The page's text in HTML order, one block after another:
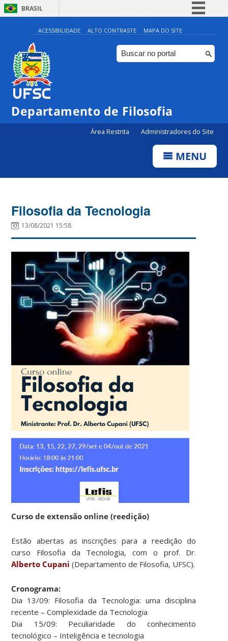
BRASIL
Simplifique!
Comunica BR
Participe
Canais
ACESSIBILIDADE ALTO CONTRASTE MAPA DO SITE
Departamento de Filosofia
Área Restrita Administradores do Site
MENU
Filosofia da Tecnologia
13/08/2021 15:58
Curso de extensão online (reedição)
Estão abertas as inscrições para a reedição do
curso Filosofia da Tecnologia, com o prof. Dr.
Alberto Cupani (Departamento de Filosofia, UFSC).
Cronograma:
Dia 13/09: Filosofia da Tecnologia: uma disciplina
recente – Complexidade da Tecnologia
Dia 15/09: Peculiaridade do conhecimento
tecnológico – Inteligência e tecnologia